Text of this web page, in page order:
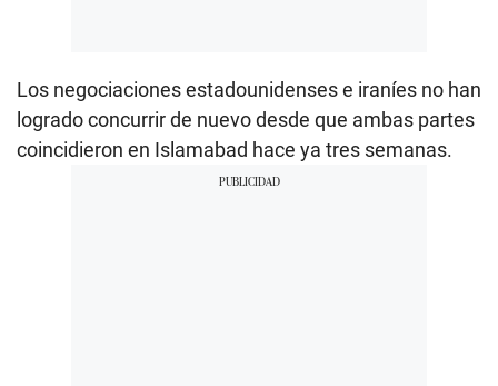
Los negociaciones estadounidenses e iraníes no han
logrado concurrir de nuevo desde que ambas partes
coincidieron en Islamabad hace ya tres semanas.